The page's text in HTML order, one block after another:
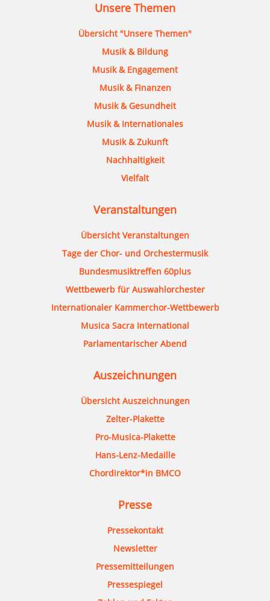
Unsere Themen
Übersicht "Unsere Themen"
Musik & Bildung
Musik & Engagement
Musik & Finanzen
Musik & Gesundheit
Musik & Internationales
Musik & Zukunft
Nachhaltigkeit
Vielfalt
Veranstaltungen
Übersicht Veranstaltungen
Tage der Chor- und Orchestermusik
Bundesmusiktreffen 60plus
Wettbewerb für Auswahlorchester
Internationaler Kammerchor-Wettbewerb
Musica Sacra International
Parlamentarischer Abend
Auszeichnungen
Übersicht Auszeichnungen
Zelter-Plakette
Pro-Musica-Plakette
Hans-Lenz-Medaille
Chordirektor*in BMCO
Presse
Pressekontakt
Newsletter
Pressemitteilungen
Pressespiegel